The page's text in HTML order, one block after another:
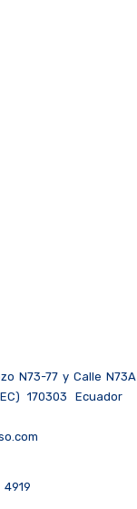
N73-77 y Calle N73A
170303 Ecuador